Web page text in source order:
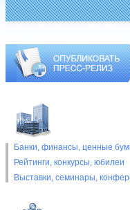
Банки, финансы, ценные
Рейтинги, конкурсы, юбилеи
Выставки, cеминары,